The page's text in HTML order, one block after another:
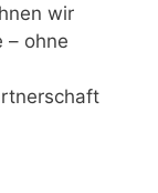
wir
– ohne